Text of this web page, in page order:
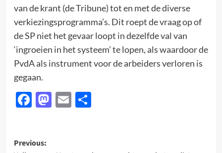
van de krant (de Tribune) tot en met de diverse
verkiezingsprogramma’s. Dit roept de vraag op of
de SP niet het gevaar loopt in dezelfde val van
‘ingroeien in het systeem’ te lopen, als waardoor de
PvdA als instrument voor de arbeiders verloren is
gegaan.
Facebook
Mastodon
EmailDelen
Post
Previous: